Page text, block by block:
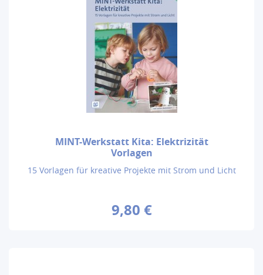
MINT-Werkstatt Kita: Elektrizität
Vorlagen
15 Vorlagen für kreative Projekte mit Strom und Licht
9,80 €